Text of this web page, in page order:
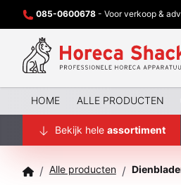
085-0600678 - Voor verkoop &
HOME ALLE PRODUCTEN
Bekijk hele assortiment
/ Alle producten /